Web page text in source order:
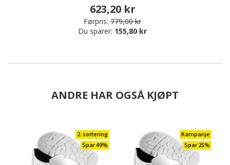
623,20 kr
Førpris: 779,00 kr
Du sparer: 155,80 kr
ANDRE HAR OGSÅ KJØPT
2. sortering
Spar 49%
Kampanje
Spar 25%